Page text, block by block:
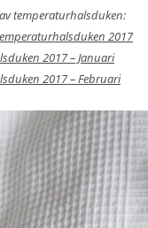
temperaturhalsduken:
2017
2017 – Januari
2017 – Februari